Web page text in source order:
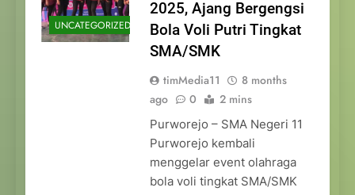
UNCATEGORIZED
2025, Ajang Bergengsi
Bola Voli Putri Tingkat
SMA/SMK
timMedia11
8 months
ago
0 2 mins
Purworejo – SMA Negeri 11
Purworejo kembali
menggelar event olahraga
bola voli tingkat SMA/SMK